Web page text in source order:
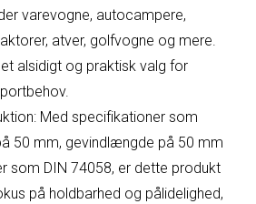
varevogne, autocampere,
atver, golfvogne og mere.
alsidigt og praktisk valg for
Med specifikationer som
50 mm, gevindlængde på 50 mm
som DIN 74058, er dette produkt
på holdbarhed og pålidelighed,